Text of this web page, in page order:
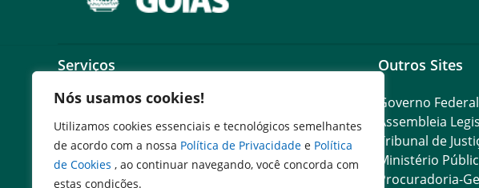
Nós usamos cookies!
Utilizamos cookies essenciais e tecnológicos semelhantes
de acordo com a nossa Política de Privacidade e Política
de Cookies , ao continuar navegando, você concorda com
estas condições.
Serviços
Expresso Goiás
Expresso Aplicações
Expresso Servidor
SEI Governadoria
Cadastro de Autoridades
Outros Sites
Governo Federal
Assembleia
Tribunal de
Ministério
Procuradoria-